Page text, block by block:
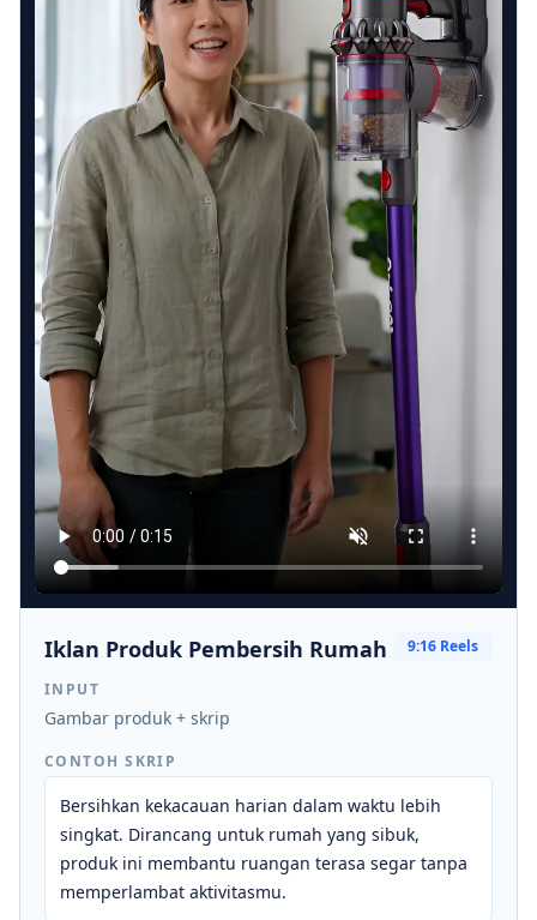
Iklan Produk Pembersih Rumah 9:16 Reels
INPUT
Gambar produk + skrip
CONTOH SKRIP
Bersihkan kekacauan harian dalam waktu lebih
singkat. Dirancang untuk rumah yang sibuk,
produk ini membantu ruangan terasa segar tanpa
memperlambat aktivitasmu.